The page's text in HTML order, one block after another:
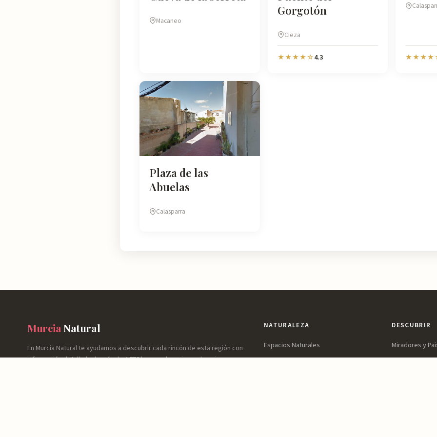
Macaneo
Gorgotón
Cieza
★★★★☆4.3
Plaza de las
Abuelas
Calasparra
Murcia Natural
En Murcia Natural te ayudamos a descubrir cada rincón de esta región con
información detallada de más de 4.778 lugares: horarios, valoraciones,
NATURALEZA
Espacios Naturales
DESCUBRIR
Miradores y